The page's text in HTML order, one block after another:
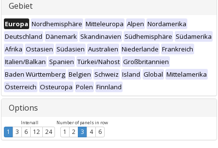
Gebiet
Europa Nordhemisphäre Mitteleuropa Alpen Nordamerika
Deutschland Dänemark Skandinavien Südhemisphäre Südamerika
Afrika Ostasien Südasien Australien Niederlande Frankreich
Italien/Balkan Spanien Türkei/Nahost Großbritannien
Baden Württemberg Belgien Schweiz Island Global Mittelamerika
Österreich Osteuropa Polen Finnland
Options
Intervall
1 3 6 12 24
Number of panels in row
1 2 3 4 6